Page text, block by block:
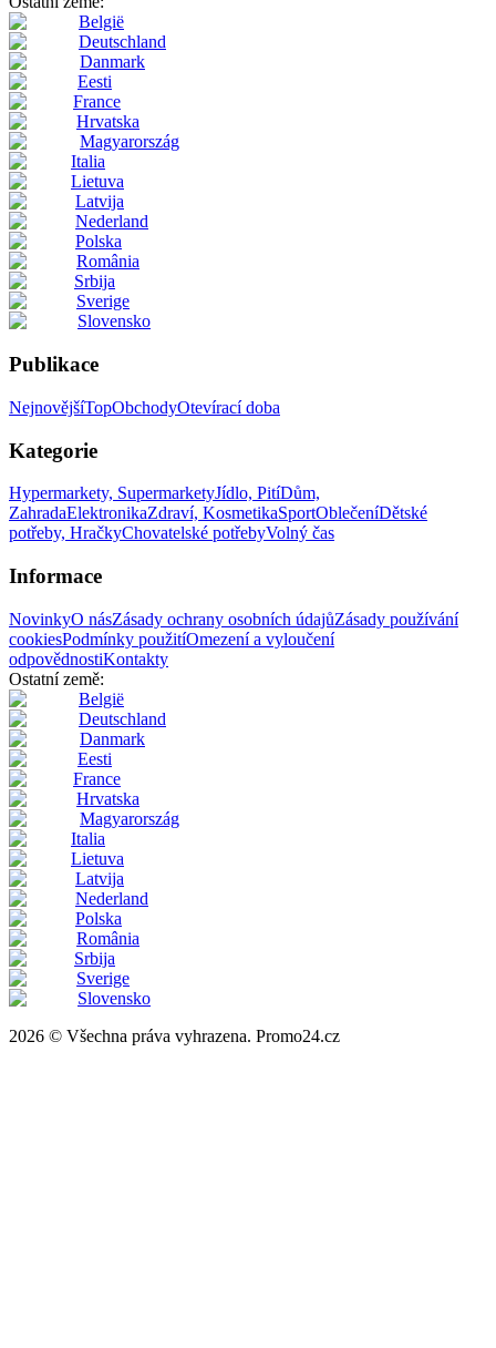
België
Deutschland
Danmark
Eesti
France
Hrvatska
Magyarország
Italia
Lietuva
Latvija
Nederland
Polska
România
Srbija
Sverige
Slovensko
Publikace
NejnovějšíTopObchodyOtevírací doba
Kategorie
Hypermarkety, SupermarketyJídlo, PitíDům,
ZahradaElektronikaZdraví, KosmetikaSportOblečeníDětské
potřeby, HračkyChovatelské potřebyVolný čas
Informace
NovinkyO násZásady ochrany osobních údajůZásady používání
cookiesPodmínky použitíOmezení a vyloučení
odpovědnostiKontakty
Ostatní země:
België
Deutschland
Danmark
Eesti
France
Hrvatska
Magyarország
Italia
Lietuva
Latvija
Nederland
Polska
România
Srbija
Sverige
Slovensko
2026 © Všechna práva vyhrazena. Promo24.cz